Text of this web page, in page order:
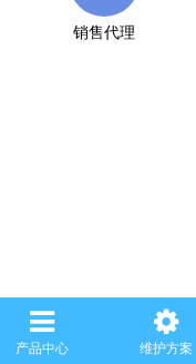
销售代理
产品中心 维护方案